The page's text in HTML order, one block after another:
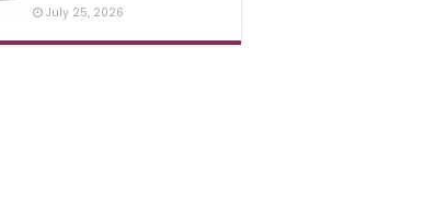
July 25, 2026